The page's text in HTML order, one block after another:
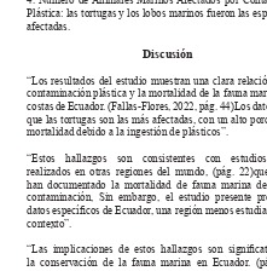
Plástica: las tortugas y los lobos marinos fueron las
afectadas.
Discusión
“Los resultados del estudio muestran una clara
contaminación plástica y la mortalidad de la fauna
costas de Ecuador. (Fallas-Flores, 2022, pág. 44)Los
que las tortugas son las más afectadas, con un alto
mortalidad debido a la ingestión de plásticos”.
“Estos hallazgos son consistentes con
realizados en otras regiones del mundo, (pág.
han documentado la mortalidad de fauna marina
contaminación, Sin embargo, el estudio presente
datos especícos de Ecuador, una región menos
contexto”.
“Las implicaciones de estos hallazgos son
la conservación de la fauna marina en Ecuador.